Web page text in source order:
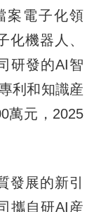
案電子化領
化機器人、
研發的AI智
利和知識産
萬元，2025
展的新引
攜自研AI産